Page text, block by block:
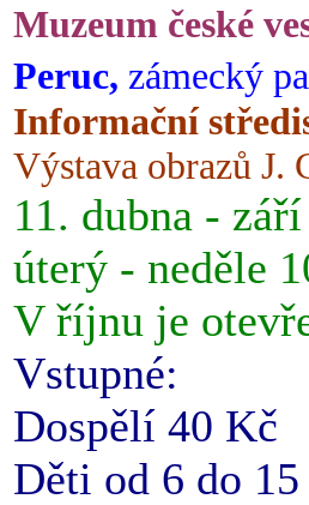
Muzeum české
Peruc, zámecký
Informační
Výstava obrazů J.
11. dubna - září
úterý - neděle
V říjnu je
Vstupné:
Dospělí 40 Kč
Děti od 6 do